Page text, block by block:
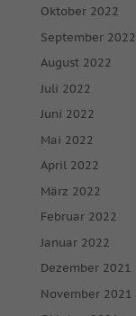
Oktober 2022
September 2022
August 2022
Juli 2022
Juni 2022
Mai 2022
April 2022
März 2022
Februar 2022
Januar 2022
Dezember 2021
November 2021